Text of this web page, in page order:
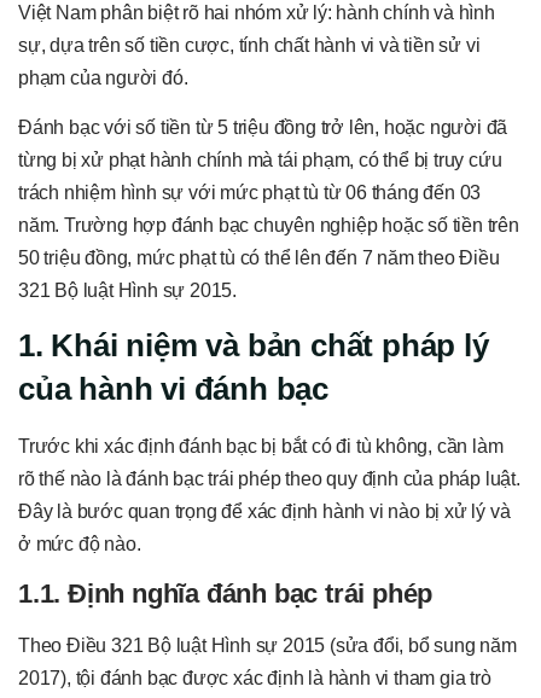
Việt Nam phân biệt rõ hai nhóm xử lý: hành chính và hình
sự, dựa trên số tiền cược, tính chất hành vi và tiền sử vi
phạm của người đó.
Đánh bạc với số tiền từ 5 triệu đồng trở lên, hoặc người đã
từng bị xử phạt hành chính mà tái phạm, có thể bị truy cứu
trách nhiệm hình sự với mức phạt tù từ 06 tháng đến 03
năm. Trường hợp đánh bạc chuyên nghiệp hoặc số tiền trên
50 triệu đồng, mức phạt tù có thể lên đến 7 năm theo Điều
321 Bộ luật Hình sự 2015.
1. Khái niệm và bản chất pháp lý
của hành vi đánh bạc
Trước khi xác định đánh bạc bị bắt có đi tù không, cần làm
rõ thế nào là đánh bạc trái phép theo quy định của pháp luật.
Đây là bước quan trọng để xác định hành vi nào bị xử lý và
ở mức độ nào.
1.1. Định nghĩa đánh bạc trái phép
Theo Điều 321 Bộ luật Hình sự 2015 (sửa đổi, bổ sung năm
2017), tội đánh bạc được xác định là hành vi tham gia trò